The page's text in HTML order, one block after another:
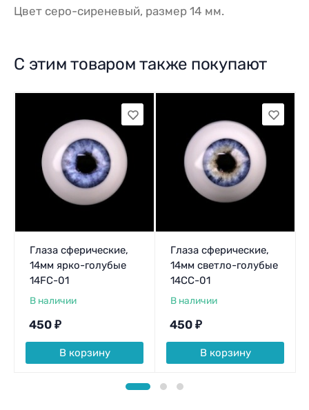
Цвет серо-сиреневый, размер 14 мм.
С этим товаром также покупают
Глаза сферические,
14мм ярко-голубые
14FC-01
В наличии
450 ₽
В корзину
Глаза сферические,
14мм светло-голубые
14CC-01
В наличии
450 ₽
В корзину